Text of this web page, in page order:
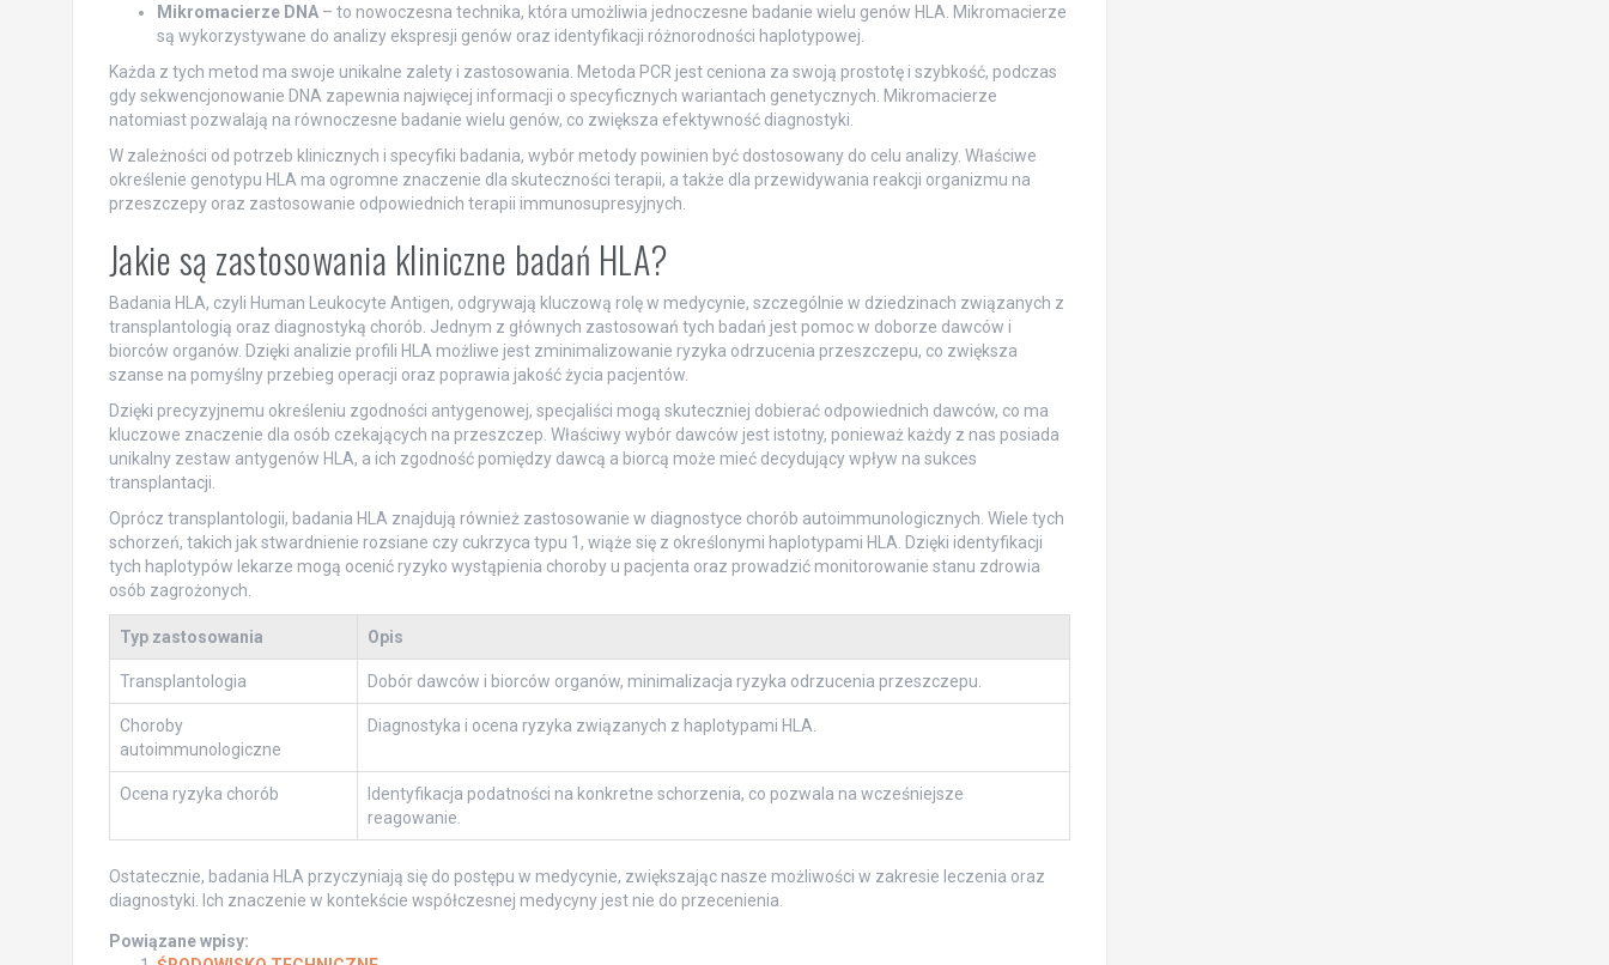
Mikromacierze DNA– to nowoczesna technika, która umożliwia jednoczesne badanie wielu genów HLA. Mikromacierze
są wykorzystywane do analizy ekspresji genów oraz identyfikacji różnorodności haplotypowej.
Każda z tych metod ma swoje unikalne zalety i zastosowania. Metoda PCR jest ceniona za swoją prostotę i szybkość, podczas
gdy sekwencjonowanie DNA zapewnia najwięcej informacji o specyficznych wariantach genetycznych. Mikromacierze
natomiast pozwalają na równoczesne badanie wielu genów, co zwiększa efektywność diagnostyki.
W zależności od potrzeb klinicznych i specyfiki badania, wybór metody powinien być dostosowany do celu analizy. Właściwe
określenie genotypu HLA ma ogromne znaczenie dla skuteczności terapii, a także dla przewidywania reakcji organizmu na
przeszczepy oraz zastosowanie odpowiednich terapii immunosupresyjnych.
Jakie są zastosowania kliniczne badań HLA?
Badania HLA, czyli Human Leukocyte Antigen, odgrywają kluczową rolę w medycynie, szczególnie w dziedzinach związanych z
transplantologią oraz diagnostyką chorób. Jednym z głównych zastosowań tych badań jest pomoc w doborze dawców i
biorców organów. Dzięki analizie profili HLA możliwe jest zminimalizowanie ryzyka odrzucenia przeszczepu, co zwiększa
szanse na pomyślny przebieg operacji oraz poprawia jakość życia pacjentów.
Dzięki precyzyjnemu określeniu zgodności antygenowej, specjaliści mogą skuteczniej dobierać odpowiednich dawców, co ma
kluczowe znaczenie dla osób czekających na przeszczep. Właściwy wybór dawców jest istotny, ponieważ każdy z nas posiada
unikalny zestaw antygenów HLA, a ich zgodność pomiędzy dawcą a biorcą może mieć decydujący wpływ na sukces
transplantacji.
Oprócz transplantologii, badania HLA znajdują również zastosowanie w diagnostyce chorób autoimmunologicznych. Wiele tych
schorzeń, takich jak stwardnienie rozsiane czy cukrzyca typu 1, wiąże się z określonymi haplotypami HLA. Dzięki identyfikacji
tych haplotypów lekarze mogą ocenić ryzyko wystąpienia choroby u pacjenta oraz prowadzić monitorowanie stanu zdrowia
osób zagrożonych.
Typ zastosowania Opis
Transplantologia Dobór dawców i biorców organów, minimalizacja ryzyka odrzucenia przeszczepu.
Choroby
autoimmunologiczne
Diagnostyka i ocena ryzyka związanych z haplotypami HLA.
Ocena ryzyka chorób
Identyfikacja podatności na konkretne schorzenia, co pozwala na wcześniejsze
reagowanie.
Ostatecznie, badania HLA przyczyniają się do postępu w medycynie, zwiększając nasze możliwości w zakresie leczenia oraz
diagnostyki. Ich znaczenie w kontekście współczesnej medycyny jest nie do przecenienia.
Powiązane wpisy: